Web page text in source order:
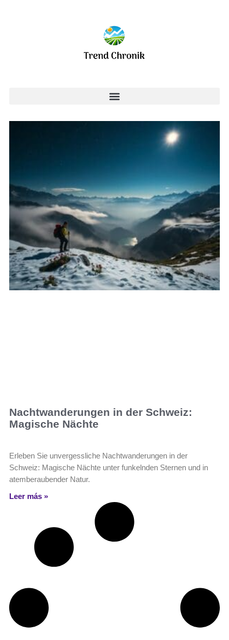
Nachtwanderungen in der Schweiz:
Magische Nächte
Erleben Sie unvergessliche Nachtwanderungen in der
Schweiz: Magische Nächte unter funkelnden Sternen und in
atemberaubender Natur.
Leer más »